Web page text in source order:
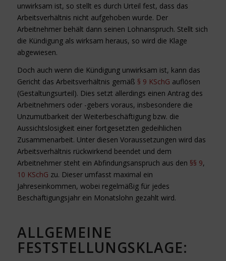
unwirksam ist, so stellt es durch Urteil fest, dass das
Arbeitsverhältnis nicht aufgehoben wurde. Der
Arbeitnehmer behält dann seinen Lohnanspruch. Stellt sich
die Kündigung als wirksam heraus, so wird die Klage
abgewiesen.
Doch auch wenn die Kündigung unwirksam ist, kann das
Gericht das Arbeitsverhältnis gemäß § 9 KSchG auflösen
(Gestaltungsurteil). Dies setzt allerdings einen Antrag des
Arbeitnehmers oder -gebers voraus, insbesondere die
Unzumutbarkeit der Weiterbeschäftigung bzw. die
Aussichtslosigkeit einer fortgesetzten gedeihlichen
Zusammenarbeit. Unter diesen Voraussetzungen wird das
Arbeitsverhältnis rückwirkend beendet und dem
Arbeitnehmer steht ein Abfindungsanspruch aus den §§ 9,
10 KSchG zu. Dieser umfasst maximal ein
Jahreseinkommen, wobei regelmäßig für jedes
Beschäftigungsjahr ein Monatslohn gezahlt wird.
ALLGEMEINE
FESTSTELLUNGSKLAGE: